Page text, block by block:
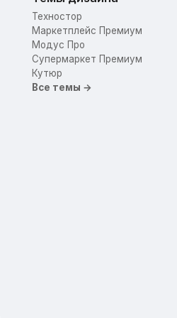
Техностор
Маркетплейс Премиум
Модус Про
Супермаркет Премиум
Кутюр
Все темы →